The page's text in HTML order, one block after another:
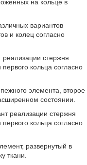
на кольце в
вариантов
и колец согласно
реализации стержня
кольца согласно
элемента, второе
состоянии.
реализации стержня
кольца согласно
развернутый в
ткани.